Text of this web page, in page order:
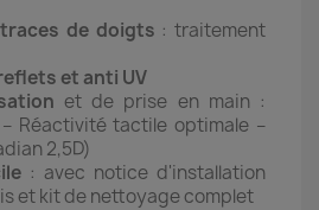
de doigts : traitement
et anti UV
et de prise en main :
Réactivité tactile optimale –
2,5D)
: avec notice d'installation
et kit de nettoyage complet